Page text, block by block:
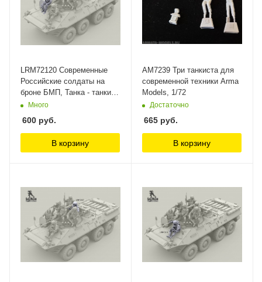
LRM72120 Современные
Российские солдаты на
броне БМП, Танка - танкист
в башенном люке Live
Много
600 руб.
В корзину
AM7239 Три танкиста для
современной техники Arma
Models, 1/72
Достаточно
665 руб.
В корзину